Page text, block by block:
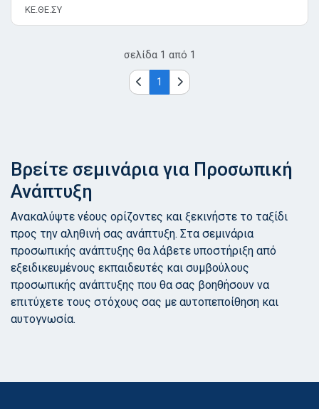
ΚΕ.ΘΕ.ΣΥ
σελίδα 1 από 1
1
Βρείτε σεμινάρια για Προσωπική
Ανάπτυξη
Ανακαλύψτε νέους ορίζοντες και ξεκινήστε το ταξίδι
προς την αληθινή σας ανάπτυξη. Στα σεμινάρια
προσωπικής ανάπτυξης θα λάβετε υποστήριξη από
εξειδικευμένους εκπαιδευτές και συμβούλους
προσωπικής ανάπτυξης που θα σας βοηθήσουν να
επιτύχετε τους στόχους σας με αυτοπεποίθηση και
αυτογνωσία.